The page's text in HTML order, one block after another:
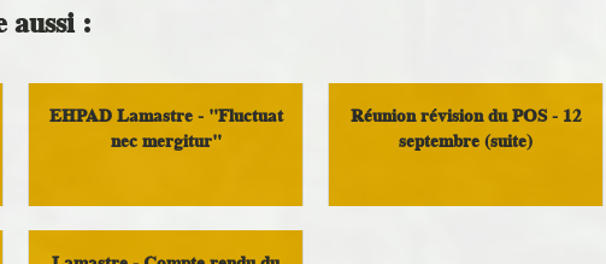
aussi :
EHPAD Lamastre - "Fluctuat
nec mergitur"
Santé et solidarité
Réunion révision du POS - 12
septembre (suite)
Démocratie Locale